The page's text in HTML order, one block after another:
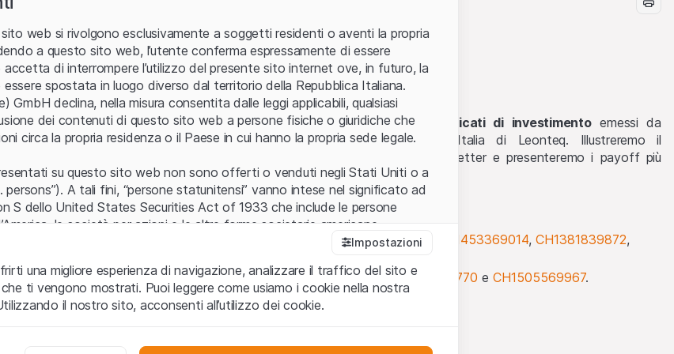
mercato
di
Leonteq
Leonteq
i prodotti
della
Leonteq
della
i prodotti
della
Studia, approfondisci e impara il funzionamento dei certificati di investimentoemessi da
Leonteq ascoltando i Webinarorganizzati dal Team Italia di Leonteq. Illustreremo il
funzionamento dei prodotti più interessanti dell'ultima Newsletter e presenteremo i payoff più
innovativi!
Temi trattati in questo webinar:
CH1467586934 CH1453369014, CH1381839872,
Selezione di Certificati con Forward Strike: CH1505882770 e CH1505569967.
web si rivolgono esclusivamente a soggetti residenti o aventi la propria
a questo sito web, l’utente conferma espressamente di essere
accetta di interrompere l’utilizzo del presente sito internet ove, in futuro, la
spostata in luogo diverso dal territorio della Repubblica Italiana.
GmbH declina, nella misura consentita dalle leggi applicabili, qualsiasi
dei contenuti di questo sito web a persone fisiche o giuridiche che
circa la propria residenza o il Paese in cui hanno la propria sede legale.
su questo sito web non sono offerti o venduti negli Stati Uniti o a
persons”). A tali fini, “persone statunitensi” vanno intese nel significato ad
S dello United States Securities Act of 1933 che include le persone
le società per azioni e le altre forme societarie americane.
seguito, il “Sito”) si dichiara di aver compreso e di accettare le
importanti e le condizioni di utilizzo ivi rese disponibili. Nel caso in
non siano accettate, l’utente è tenuto ad interrompere l’utilizzo del
Impostazioni
una migliore esperienza di navigazione, analizzare il traffico del sito e
ti vengono mostrati. Puoi leggere come usiamo i cookie nella nostra
il nostro sito, acconsenti all’utilizzo dei cookie.